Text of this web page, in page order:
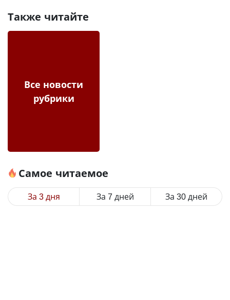
Также читайте
Все новости
рубрики
Самое читаемое
За 3 дня За 7 дней За 30 дней